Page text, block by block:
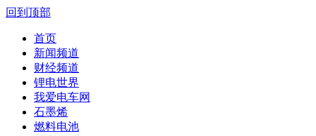
回到顶部
首页
新闻频道
财经频道
锂电世界
我爱电车网
石墨烯
燃料电池